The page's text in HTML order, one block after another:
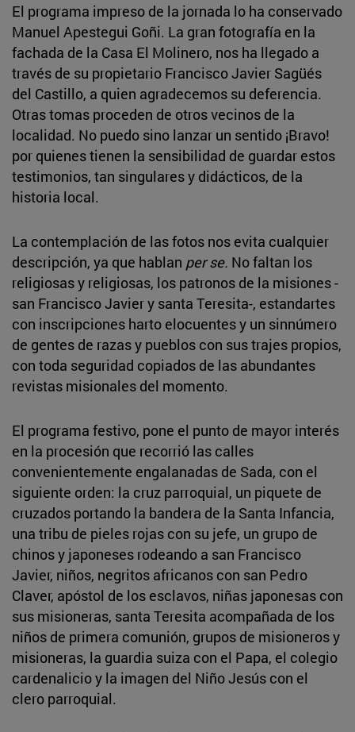
El programa impreso de la jornada lo ha conservado
Manuel Apestegui Goñi. La gran fotografía en la
fachada de la Casa El Molinero, nos ha llegado a
través de su propietario Francisco Javier Sagüés
del Castillo, a quien agradecemos su deferencia.
Otras tomas proceden de otros vecinos de la
localidad. No puedo sino lanzar un sentido ¡Bravo!
por quienes tienen la sensibilidad de guardar estos
testimonios, tan singulares y didácticos, de la
historia local.
La contemplación de las fotos nos evita cualquier
descripción, ya que hablan per se. No faltan los
religiosas y religiosas, los patronos de la misiones -
san Francisco Javier y santa Teresita-, estandartes
con inscripciones harto elocuentes y un sinnúmero
de gentes de razas y pueblos con sus trajes propios,
con toda seguridad copiados de las abundantes
revistas misionales del momento.
El programa festivo, pone el punto de mayor interés
en la procesión que recorrió las calles
convenientemente engalanadas de Sada, con el
siguiente orden: la cruz parroquial, un piquete de
cruzados portando la bandera de la Santa Infancia,
una tribu de pieles rojas con su jefe, un grupo de
chinos y japoneses rodeando a san Francisco
Javier, niños, negritos africanos con san Pedro
Claver, apóstol de los esclavos, niñas japonesas con
sus misioneras, santa Teresita acompañada de los
niños de primera comunión, grupos de misioneros y
misioneras, la guardia suiza con el Papa, el colegio
cardenalicio y la imagen del Niño Jesús con el
clero parroquial.